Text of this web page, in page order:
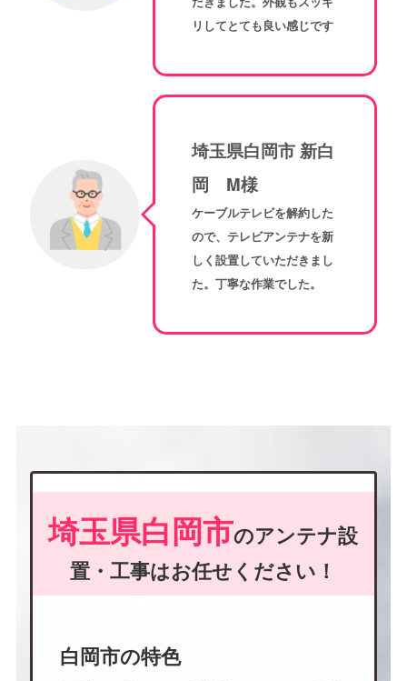
リしてとても良い感じです
埼玉県白岡市 新白
岡 M様
ケーブルテレビを解約した
ので、テレビアンテナを新
しく設置していただきまし
た。丁寧な作業でした。
埼玉県白岡市のアンテナ設
置・工事はお任せください！
白岡市の特色